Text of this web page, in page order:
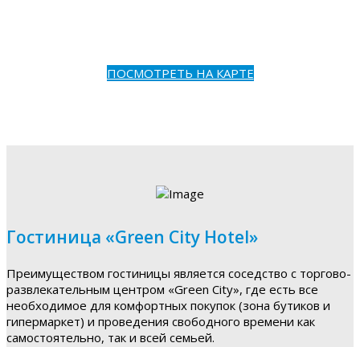
ПОСМОТРЕТЬ НА КАРТЕ
Гостиница «Green City Hotel»
Преимуществом гостиницы является соседство с торгово-
развлекательным центром «Green City», где есть все
необходимое для комфортных покупок (зона бутиков и
гипермаркет) и проведения свободного времени как
самостоятельно, так и всей семьей.